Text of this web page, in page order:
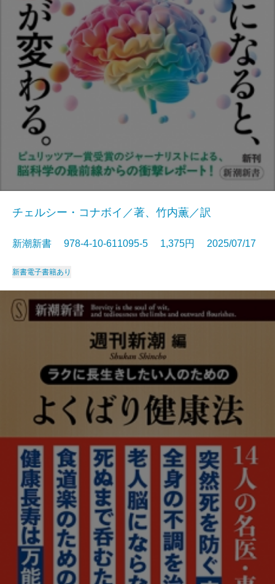
チェルシー・コナボイ／著、竹内薫／訳
新潮新書 978-4-10-611095-5 1,375円 2025/07/17
新書電子書籍あり